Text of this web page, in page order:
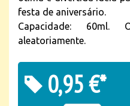
festa de aniversário.
Capacidade:
aleatoriamente.
0,95 €*